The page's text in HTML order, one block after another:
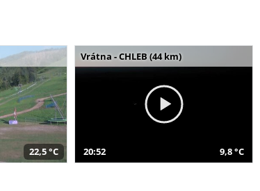
22,5 °C
Vrátna - CHLEB (44 km)
20:52 9,8 °C